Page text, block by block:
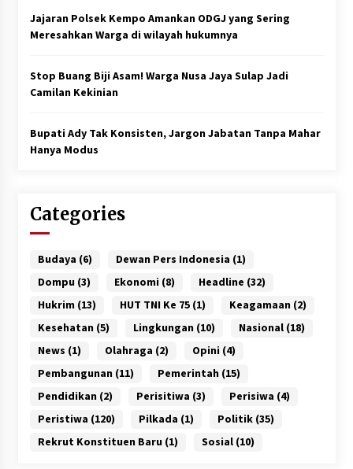
Jajaran Polsek Kempo Amankan ODGJ yang Sering
Meresahkan Warga di wilayah hukumnya
Stop Buang Biji Asam! Warga Nusa Jaya Sulap Jadi
Camilan Kekinian
Bupati Ady Tak Konsisten, Jargon Jabatan Tanpa Mahar
Hanya Modus
Categories
Budaya (6) Dewan Pers Indonesia (1)
Dompu (3) Ekonomi (8) Headline (32)
Hukrim (13) HUT TNI Ke 75(1) Keagamaan (2)
Kesehatan (5) Lingkungan (10) Nasional(18)
News (1) Olahraga (2) Opini (4)
Pembangunan (11) Pemerintah (15)
Pendidikan (2) Perisitiwa (3) Perisiwa (4)
Peristiwa (120) Pilkada (1) Politik(35)
Rekrut Konstituen Baru (1) Sosial(10)